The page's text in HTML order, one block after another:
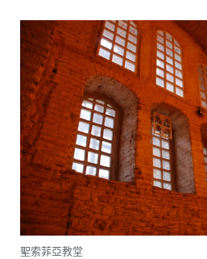
聖索菲亞教堂